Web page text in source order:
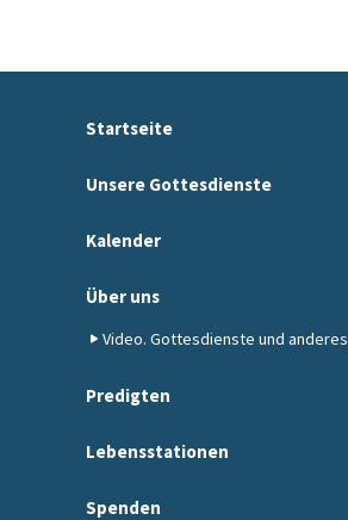
Startseite
Unsere Gottesdienste
Kalender
Über uns
Video. Gottesdienste und anderes
Predigten
Lebensstationen
Spenden